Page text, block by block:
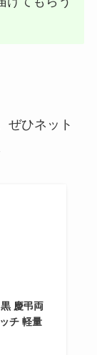
ぜひネット
慶弔両
チ 軽量